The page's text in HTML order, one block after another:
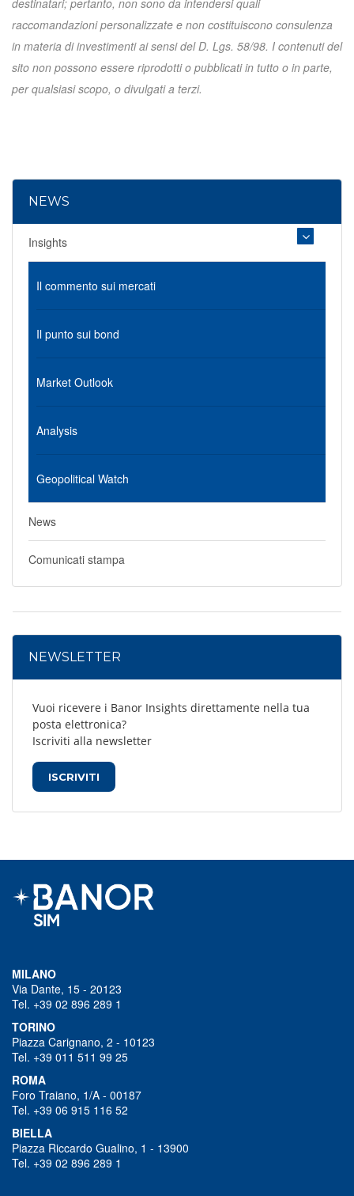
destinatari; pertanto, non sono da intendersi quali
raccomandazioni personalizzate e non costituiscono consulenza
in materia di investimenti ai sensi del D. Lgs. 58/98. I contenuti del
sito non possono essere riprodotti o pubblicati in tutto o in parte,
per qualsiasi scopo, o divulgati a terzi.
NEWS
Insights
Il commento sui mercati
Il punto sui bond
Market Outlook
Analysis
Geopolitical Watch
News
Comunicati stampa
NEWSLETTER
Vuoi ricevere i Banor Insights direttamente nella tua
posta elettronica?
Iscriviti alla newsletter
ISCRIVITI
MILANO
Via Dante, 15 - 20123
Tel. +39 02 896 289 1
TORINO
Piazza Carignano, 2 - 10123
Tel. +39 011 511 99 25
ROMA
Foro Traiano, 1/A - 00187
Tel. +39 06 915 116 52
BIELLA
Piazza Riccardo Gualino, 1 - 13900
Tel. +39 02 896 289 1